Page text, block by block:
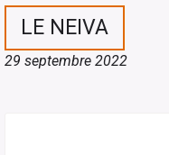
LE NEIVA
29 septembre 2022